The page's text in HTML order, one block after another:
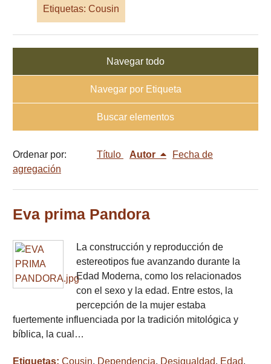
Etiquetas: Cousin
Navegar todo
Navegar por Etiqueta
Buscar elementos
Ordenar por: Título Autor
Fecha de
agregación
Eva prima Pandora
La construcción y reproducción de
estereotipos fue avanzando durante la
Edad Moderna, como los relacionados
con el sexo y la edad. Entre estos, la
percepción de la mujer estaba
fuertemente influenciada por la tradición mitológica y
bíblica, la cual…
Etiquetas: Cousin, Dependencia, Desigualdad, Edad,